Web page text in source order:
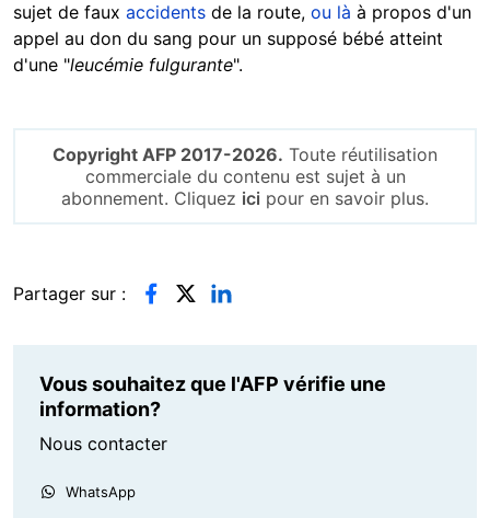
sujet de faux accidents de la route, ou là à propos d'un
appel au don du sang pour un supposé bébé atteint
d'une "leucémie fulgurante".
Copyright AFP 2017-2026. Toute réutilisation
commerciale du contenu est sujet à un
abonnement. Cliquez ici pour en savoir plus.
Partager sur :
Vous souhaitez que l'AFP vérifie une
information?
Nous contacter
WhatsApp